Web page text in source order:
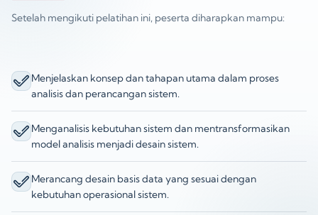
Setelah mengikuti pelatihan ini, peserta diharapkan mampu:
Menjelaskan konsep dan tahapan utama dalam proses
analisis dan perancangan sistem.
Menganalisis kebutuhan sistem dan mentransformasikan
model analisis menjadi desain sistem.
Merancang desain basis data yang sesuai dengan
kebutuhan operasional sistem.